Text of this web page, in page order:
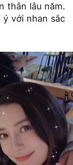
thân lâu năm.
với nhan sắc